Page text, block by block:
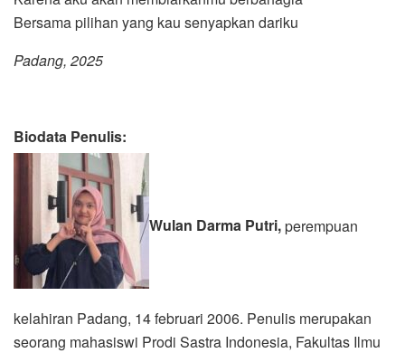
Bersama pilihan yang kau senyapkan dariku
Padang, 2025
Biodata Penulis:
Wulan Darma Putri,perempuan
kelahiran Padang, 14 februari 2006. Penulis merupakan
seorang mahasiswi Prodi Sastra Indonesia, Fakultas Ilmu